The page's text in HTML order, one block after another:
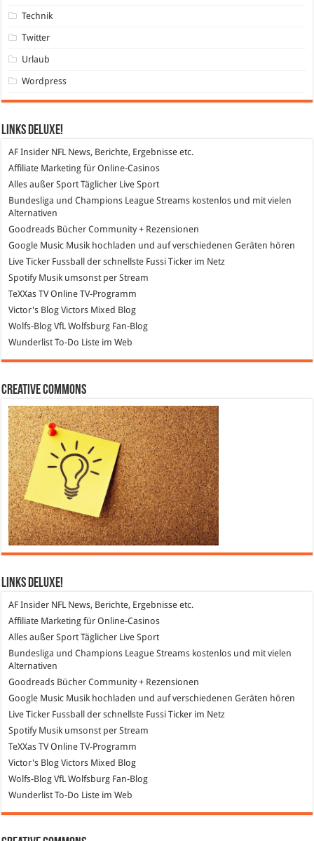
Technik
Twitter
Urlaub
Wordpress
Links DeLuXe!
AF Insider NFL News, Berichte, Ergebnisse etc.
Affiliate Marketing für Online-Casinos
Alles außer Sport Täglicher Live Sport
Bundesliga und Champions League Streams kostenlos und mit vielen
Alternativen
Goodreads Bücher Community + Rezensionen
Google Music Musik hochladen und auf verschiedenen Geräten hören
Live Ticker Fussball der schnellste Fussi Ticker im Netz
SpotifyMusik umsonst per Stream
TeXXas TVOnline TV-Programm
Victor's Blog Victors Mixed Blog
Wolfs-Blog VfL Wolfsburg Fan-Blog
Wunderlist To-Do Liste im Web
Creative Commons
Links DeLuXe!
AF Insider NFL News, Berichte, Ergebnisse etc.
Affiliate Marketing für Online-Casinos
Alles außer SportTäglicher Live Sport
Bundesliga und Champions League Streams kostenlos und mit vielen
Alternativen
Goodreads Bücher Community + Rezensionen
Google Music Musik hochladen und auf verschiedenen Geräten hören
Live Ticker Fussball
der schnellste Fussi Ticker im Netz
SpotifyMusik umsonst per Stream
TeXXas TVOnline TV-Programm
Victor's Blog Victors Mixed Blog
Wolfs-Blog VfL Wolfsburg Fan-Blog
WunderlistTo-Do Liste im Web